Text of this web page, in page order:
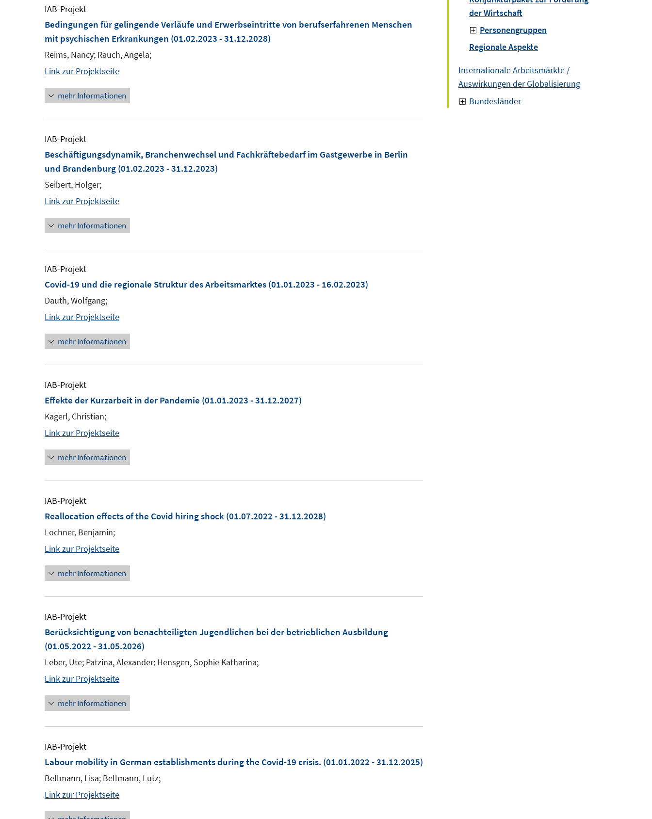
IAB-Projekt
Bedingungen für gelingende Verläufe und Erwerbseintritte von berufserfahrenen Menschen
mit psychischen Erkrankungen (01.02.2023 - 31.12.2028)
Reims, Nancy; Rauch, Angela;
Link zur Projektseite
mehr Informationen
IAB-Projekt
Beschäftigungsdynamik, Branchenwechsel und Fachkräftebedarf im Gastgewerbe in Berlin
und Brandenburg (01.02.2023 - 31.12.2023)
Seibert, Holger;
Link zur Projektseite
mehr Informationen
IAB-Projekt
Covid-19 und die regionale Struktur des Arbeitsmarktes (01.01.2023 - 16.02.2023)
Dauth, Wolfgang;
Link zur Projektseite
mehr Informationen
IAB-Projekt
Effekte der Kurzarbeit in der Pandemie (01.01.2023 - 31.12.2027)
Kagerl, Christian;
Link zur Projektseite
mehr Informationen
IAB-Projekt
Reallocation effects of the Covid hiring shock (01.07.2022 - 31.12.2028)
Lochner, Benjamin;
Link zur Projektseite
mehr Informationen
IAB-Projekt
Berücksichtigung von benachteiligten Jugendlichen bei der betrieblichen Ausbildung
(01.05.2022 - 31.05.2026)
Leber, Ute; Patzina, Alexander; Hensgen, Sophie Katharina;
Link zur Projektseite
mehr Informationen
IAB-Projekt
Labour mobility in German establishments during the Covid-19 crisis. (01.01.2022 - 31.12.2025)
Bellmann, Lisa; Bellmann, Lutz;
Link zur Projektseite
der Wirtschaft
Personengruppen
Regionale Aspekte
Internationale Arbeitsmärkte /
Auswirkungen der Globalisierung
Bundesländer